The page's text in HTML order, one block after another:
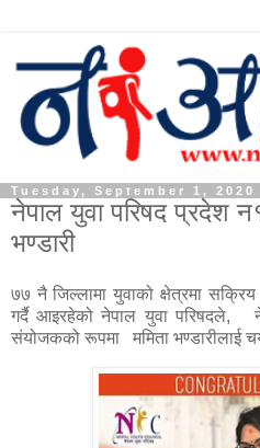
Tuesday, September 1, 2020
नेपाल युवा परिषद प्रदेश
भण्डारी
७७ नै जिल्लामा युवाको क्षेत्रमा
गर्दै आइरहेको नेपाल युवा परिषदले,
संयोजकको रूपमा ममिता भण्डारीलाई